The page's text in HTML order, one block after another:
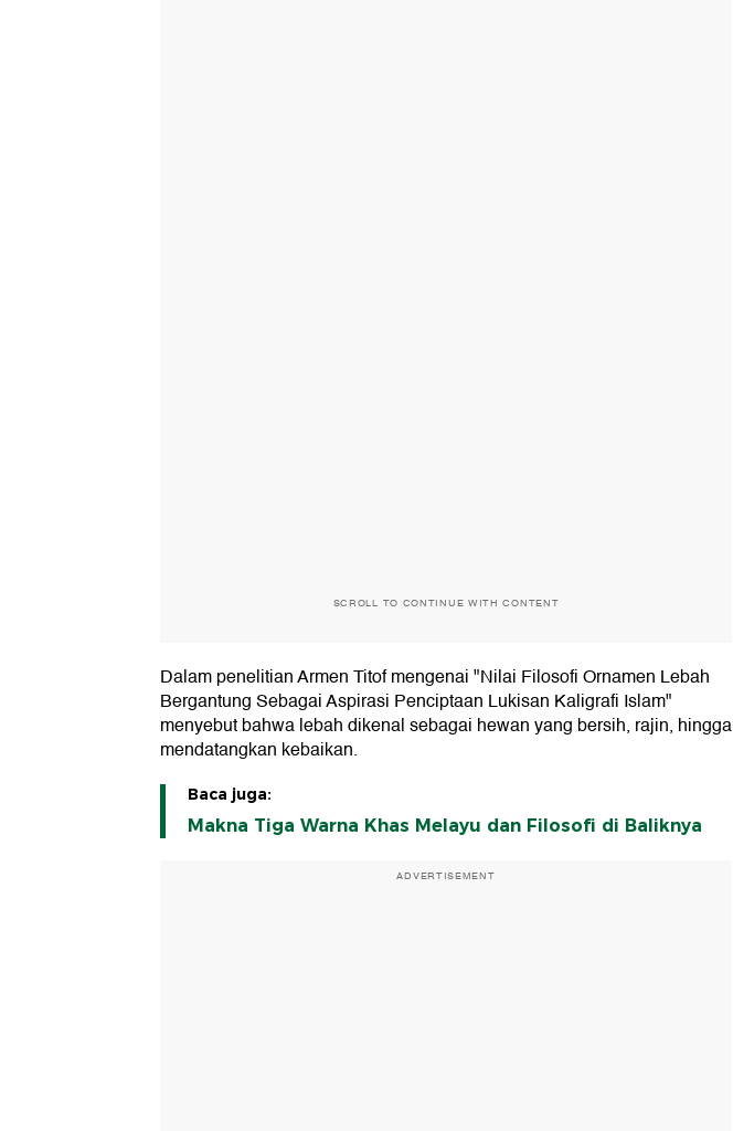
SCROLL TO CONTINUE WITH CONTENT
Dalam penelitian Armen Titof mengenai "Nilai Filosofi Ornamen Lebah
Bergantung Sebagai Aspirasi Penciptaan Lukisan Kaligrafi Islam"
menyebut bahwa lebah dikenal sebagai hewan yang bersih, rajin, hingga
mendatangkan kebaikan.
Baca juga:
Makna Tiga Warna Khas Melayu dan Filosofi di Baliknya
ADVERTISEMENT